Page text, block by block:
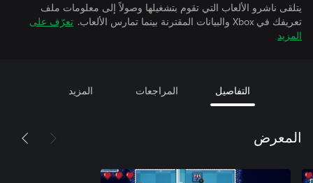
يتلقى ناشرو الألعاب التي تقوم بتشغيلها وصولاً إلى معلومات ملف
تعريفك في Xbox والبيانات المقترنة بينما تمارس الألعاب.
تعرّف على
المزيد
التفاصيل المراجعات المزيد
المعرض